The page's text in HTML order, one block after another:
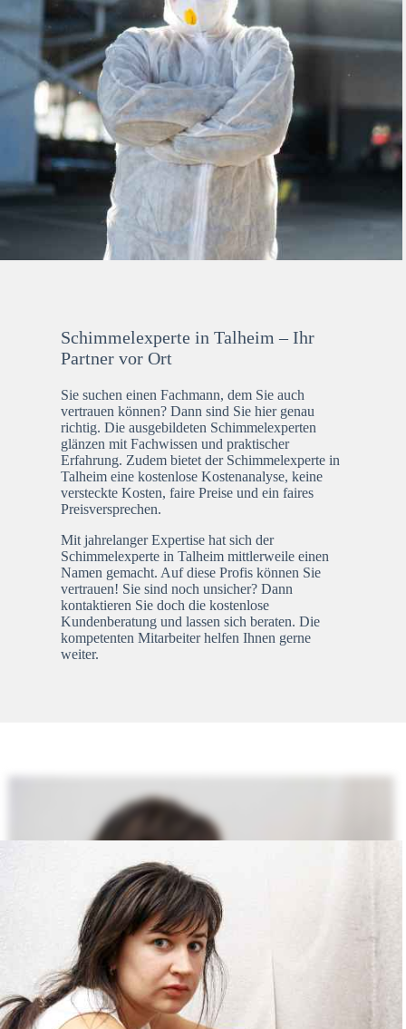
Schimmelexperte in Talheim – Ihr
Partner vor Ort
Sie suchen einen Fachmann, dem Sie auch
vertrauen können? Dann sind Sie hier genau
richtig. Die ausgebildeten Schimmelexperten
glänzen mit Fachwissen und praktischer
Erfahrung. Zudem bietet der Schimmelexperte in
Talheim eine kostenlose Kostenanalyse, keine
versteckte Kosten, faire Preise und ein faires
Preisversprechen.
Mit jahrelanger Expertise hat sich der
Schimmelexperte in Talheim mittlerweile einen
Namen gemacht. Auf diese Profis können Sie
vertrauen! Sie sind noch unsicher? Dann
kontaktieren Sie doch die kostenlose
Kundenberatung und lassen sich beraten. Die
kompetenten Mitarbeiter helfen Ihnen gerne
weiter.